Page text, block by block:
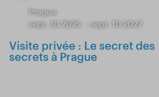
Prague
sept. 10 2025
sept. 10 2027
Visite privée : Le secret des
secrets à Prague